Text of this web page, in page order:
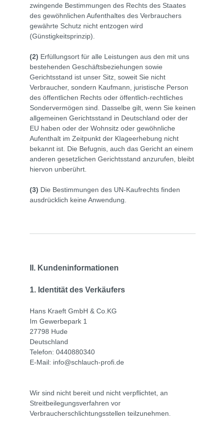
zwingende Bestimmungen des Rechts des Staates
des gewöhnlichen Aufenthaltes des Verbrauchers
gewährte Schutz nicht entzogen wird
(Günstigkeitsprinzip).
(2) Erfüllungsort für alle Leistungen aus den mit uns
bestehenden Geschäftsbeziehungen sowie
Gerichtsstand ist unser Sitz, soweit Sie nicht
Verbraucher, sondern Kaufmann, juristische Person
des öffentlichen Rechts oder öffentlich-rechtliches
Sondervermögen sind. Dasselbe gilt, wenn Sie keinen
allgemeinen Gerichtsstand in Deutschland oder der
EU haben oder der Wohnsitz oder gewöhnliche
Aufenthalt im Zeitpunkt der Klageerhebung nicht
bekannt ist. Die Befugnis, auch das Gericht an einem
anderen gesetzlichen Gerichtsstand anzurufen, bleibt
hiervon unberührt.
(3) Die Bestimmungen des UN-Kaufrechts finden
ausdrücklich keine Anwendung.
II. Kundeninformationen
1. Identität des Verkäufers
Hans Kraeft GmbH & Co.KG
Im Gewerbepark 1
27798 Hude
Deutschland
Telefon: 0440880340
E-Mail: info@schlauch-profi.de
Wir sind nicht bereit und nicht verpflichtet, an
Streitbeilegungsverfahren vor
Verbraucherschlichtungsstellen teilzunehmen.